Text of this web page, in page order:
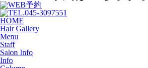
HOME
Hair Gallery
Menu
Staff
Salon Info
Info